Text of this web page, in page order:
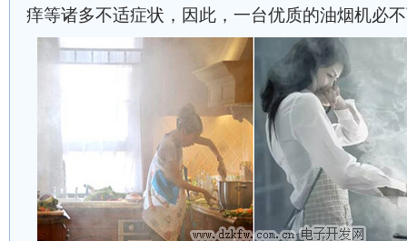
痒等诸多不适症状，因此，一台优质的油烟机必